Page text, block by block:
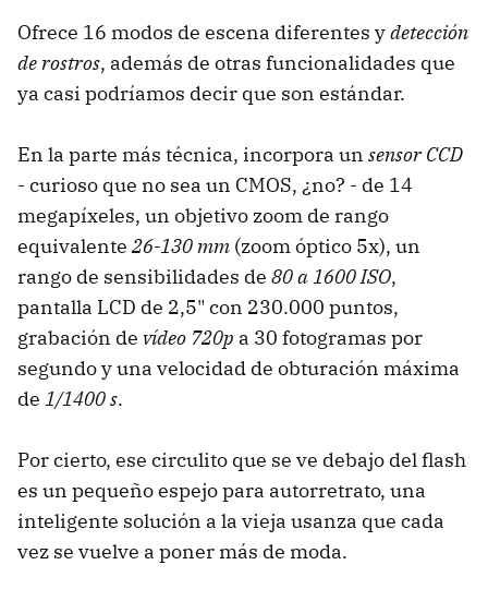
Ofrece 16 modos de escena diferentes ydetección
de rostros, además de otras funcionalidades que
ya casi podríamos decir que son estándar.
En la parte más técnica, incorpora un sensor CCD
- curioso que no sea un CMOS, ¿no? - de 14
megapíxeles, un objetivo zoom de rango
equivalente26-130 mm (zoom óptico 5x), un
rango de sensibilidades de 80 a 1600 ISO,
pantalla LCD de 2,5" con 230.000 puntos,
grabación de vídeo 720p a 30 fotogramas por
segundo y una velocidad de obturación máxima
de 1/1400 s.
Por cierto, ese circulito que se ve debajo del flash
es un pequeño espejo para autorretrato, una
inteligente solución a la vieja usanza que cada
vez se vuelve a poner más de moda.